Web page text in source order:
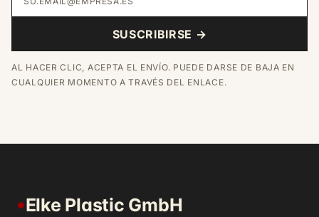
SUSCRIBIRSE →
AL HACER CLIC, ACEPTA EL ENVÍO. PUEDE DARSE DE BAJA EN
CUALQUIER MOMENTO A TRAVÉS DEL ENLACE.
● Elke Plastic GmbH